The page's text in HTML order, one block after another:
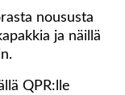
noususta
ja näillä
QPR:lle